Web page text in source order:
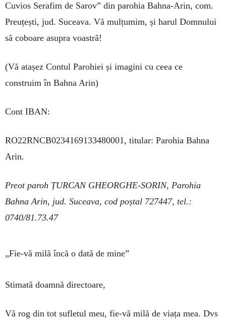
Cuvios Serafim de Sarov” din parohia Bah­na-Arin, com.
Preuțești, jud. Su­ceava. Vă mul­țumim, și ha­rul Dom­nului
să coboare asupra voastră!
(Vă atașez Contul Parohiei și ima­gini cu ceea ce
construim în Bahna Arin)
Cont IBAN:
RO22RNCB0234169133480001, titular: Parohia Bahna
Arin.
Preot paroh ȚURCAN GHEORGHE-SORIN, Parohia
Bahna Arin, jud. Suceava, cod poștal 727447, tel.:
0740/81.73.47
„Fie-vă milă încă o dată de mine”
Stimată doamnă directoare,
Vă rog din tot sufletul meu, fie-vă milă de viața mea. Dvs